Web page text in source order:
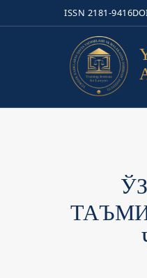
ISSN 2181-9416